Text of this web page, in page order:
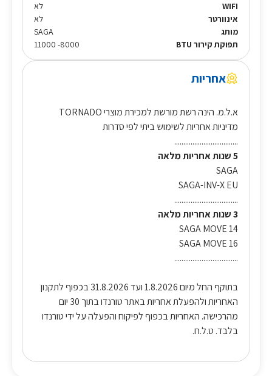
WIFI
לא
אינוורטר
לא
מותג
SAGA
תפוקת קירור BTU
8000- 11000
אחריות
א.ל.מ. הינה רשת מורשת למכירת מוצרי TORNADO
מדיניות אחריות לשימוש ביתי לפי סדרות
...................................
5 שנות אחריות מלאה
SAGA
SAGA-INV-X EU
...................................
3 שנות אחריות מלאה
SAGA MOVE 14
SAGA MOVE 16
...................................
בתוקף החל מיום 1.8.2026 ועד 31.8.2026 בכפוף לתקנון
האחריות ולהפעלת אחריות באתר טורנדו בתוך 30 יום
מהרכישה. האחריות בכפוף לפיקוח והפעלה על ידי טורנדו
בלבד. ט.ל.ח.